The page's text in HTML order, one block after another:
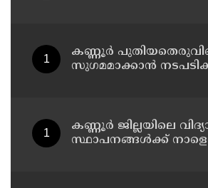
കണ്ണൂർ
സുഗമമാക്കാന്‍
കണ്ണൂർ ജില്ലയിലെ
സ്ഥാപനങ്ങള്‍ക്ക്